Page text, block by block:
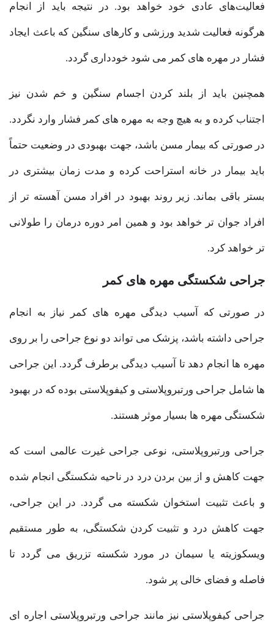
فعالیت‌های عادی خود خواهد بود. در نتیجه باید از انجام
هرگونه فعالیت شدید ورزشی و کارهای سنگین که باعث ایجاد
فشار در مهره های کمر می شود خودداری گردد.
همچنین باید از بلند کردن اجسام سنگین و خم شدن نیز
اجتناب کرده و به هیچ وجه به مهره های کمر فشار وارد نگردد.
در صورتی که بیمار مسن باشد، جهت بهبودی در وضعیت حتماً
باید بیمار در خانه استراحت کرده و مدت زمان بیشتری در
بستر باقی بماند. زیر روند بهبود در افراد مسن آهسته تر از
افراد جوان تر خواهد بود و همین امر دوره درمان را طولانی
تر خواهد کرد.
جراحی شکستگی مهره های کمر
در صورتی که آسیب دیدگی مهره های کمر نیاز به انجام
جراحی داشته باشد، پزشک می تواند دو نوع جراحی را بر روی
مهره ها انجام دهد تا آسیب دیدگی برطرف گردد. این جراحی
ها شامل جراحی ورتبروپلاستی و کیفوپلاستی بوده که در بهبود
شکستگی مهره ها بسیار موثر هستند.
جراحی ورتبروپلاستی، نوعی جراحی غیرت عالمی است که
جهت کاهش و از بین بردن درد در ناحیه شکستگی انجام شده
و باعث تثبیت استخوان شکسته می گردد. در این جراحی،
جهت کاهش درد و تثبیت کردن شکستگی، به طور مستقیم
ویسکوزیته یا سیمان در مورد شکسته تزریق می گردد تا
فاصله و فضای خالی پر شود.
جراحی کیفوپلاستی نیز مانند جراحی ورتبروپلاستی اجاره ای